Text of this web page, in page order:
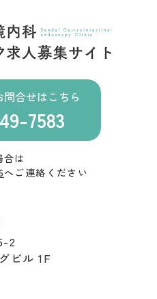
合せはこちら
7583
は
へご連絡ください
2
ビル 1F